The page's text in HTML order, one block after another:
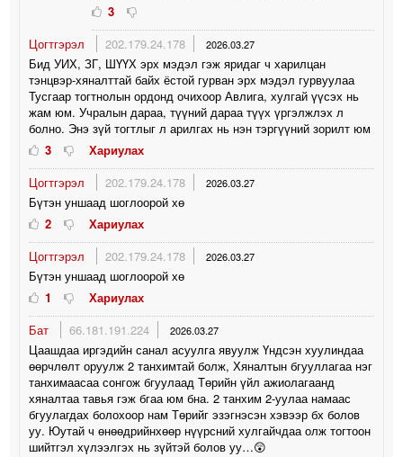
3
Цогтгэрэл
202.179.24.178 2026.03.27
Бид УИХ, ЗГ, ШҮҮХ эрх мэдэл гэж яридаг ч харилцан
тэнцвэр-хяналттай байх ёстой гурван эрх мэдэл гурвуулаа
Тусгаар тогтнолын ордонд очихоор Авлига, хулгай үүсэх нь
жам юм. Учралын дараа, түүний дараа түүх үргэлжлэх л
болно. Энэ зүй тогтлыг л арилгах нь нэн тэргүүний зорилт юм
3
Хариулах
Цогтгэрэл
202.179.24.178 2026.03.27
Бүтэн уншаад шоглоорой хө
2
Хариулах
Цогтгэрэл
202.179.24.178 2026.03.27
Бүтэн уншаад шоглоорой хө
1
Хариулах
Бат
66.181.191.224 2026.03.27
Цаашдаа иргэдийн санал асуулга явуулж Үндсэн хуулиндаа
өөрчлөлт оруулж 2 танхимтай болж, Хяналтын бгууллагаа нэг
танхимаасаа сонгож бгуулаад Төрийн үйл ажиолагаанд
хяналтаа тавья гэж бгаа юм бна. 2 танхим 2-уулаа намаас
бгуулагдах болохоор нам Төрийг эзэгнэсэн хэвээр бх болов
уу. Юутай ч өнөөдрийнхөөр нүүрсний хулгайчдаа олж тогтоон
шийтгэл хүлээлгэх нь зүйтэй болов уу…😲